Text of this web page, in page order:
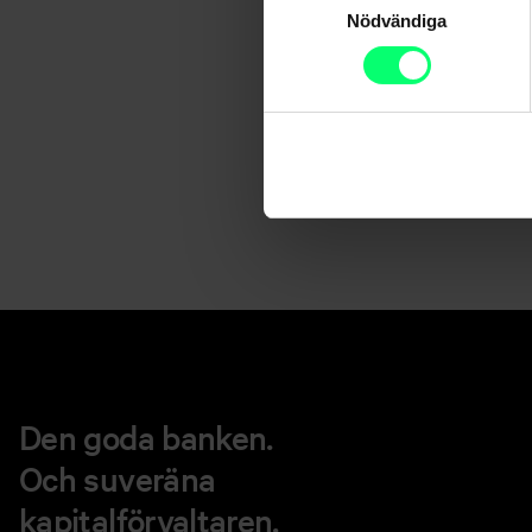
Nödvändiga
Den goda banken.
Och suveräna
kapitalförvaltaren.